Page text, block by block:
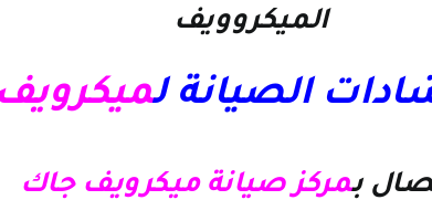
الميكروويف
الصيانة ل
بمركز صيانة ميكرويف جاك